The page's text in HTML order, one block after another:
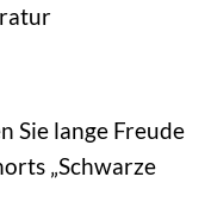
Sie lange Freude
„Schwarze